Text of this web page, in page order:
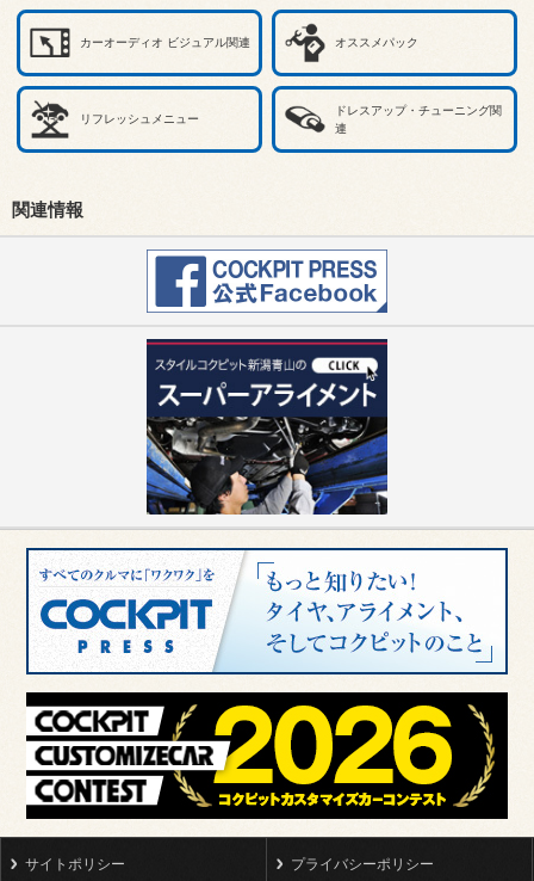
カーオーディオ ビジュアル関連 オススメパック
リフレッシュメニュー
ドレスアップ・チューニング関
連
関連情報
サイトポリシー プライバシーポリシー